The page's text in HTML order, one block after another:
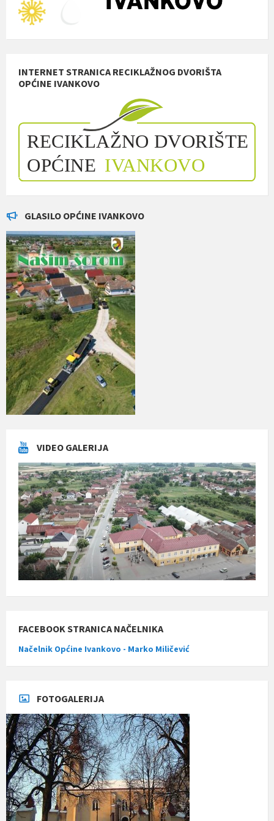
INTERNET STRANICA RECIKLAŽNOG DVORIŠTA
OPĆINE IVANKOVO
GLASILO OPĆINE IVANKOVO
VIDEO GALERIJA
FACEBOOK STRANICA NAČELNIKA
Načelnik Općine Ivankovo - Marko Miličević
FOTOGALERIJA